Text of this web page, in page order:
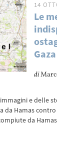
14
Le
Gaza
di
e delle
da Hamas
da